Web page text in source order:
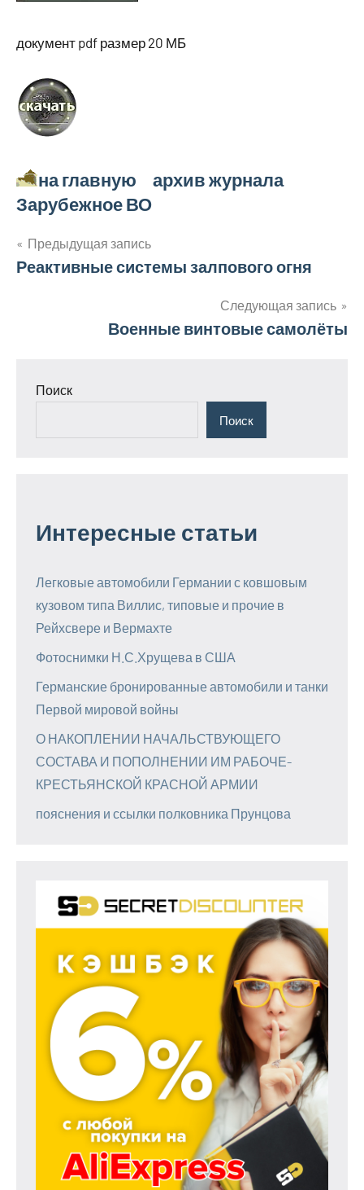
документ pdf размер 20 МБ
на главную архив журнала
Зарубежное ВО
Навигация
по
Предыдущая запись
Реактивные системы залпового огня
Следующая запись
Военные винтовые самолёты
Поиск
Поиск
Интересные статьи
Легковые автомобили Германии с ковшовым
кузовом типа Виллис, типовые и прочие в
Рейхсвере и Вермахте
Фотоснимки Н.С.Хрущева в США
Германские бронированные автомобили и танки
Первой мировой войны
О НАКОПЛЕНИИ НАЧАЛЬСТВУЮЩЕГО
СОСТАВА И ПОПОЛНЕНИИ ИМ РАБОЧЕ-
КРЕСТЬЯНСКОЙ КРАСНОЙ АРМИИ
пояснения и ссылки полковника Прунцова